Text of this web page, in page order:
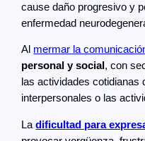
cause daño progresivo y
enfermedad
Al mermar la
personal y social , con
las actividades cotidianas
interpersonales o las
Ladificultad para